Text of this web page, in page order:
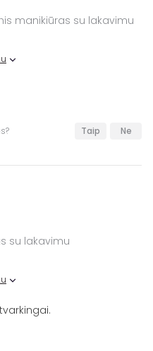
manikiūras su lakavimu
Taip Ne
su lakavimu